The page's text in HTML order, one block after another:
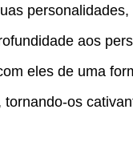
aos
eles de uma
tornando-os